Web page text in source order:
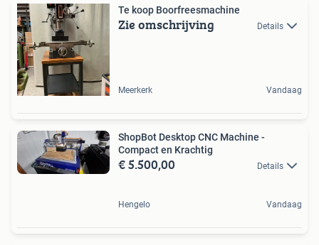
Te koop Boorfreesmachine
Zie omschrijving Details
Meerkerk Vandaag
ShopBot Desktop CNC Machine -
Compact en Krachtig
€ 5.500,00 Details
Hengelo Vandaag